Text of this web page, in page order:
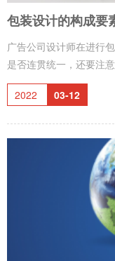
包装设计的构成要
广告公司设计师在进行
是否连贯统一，还要注
布局。主要文字在位置
势。同一画面实用的字
形、文字等统筹安排，
之间在位置、大小、空
杂的。构图的好坏，直
2022 03-12